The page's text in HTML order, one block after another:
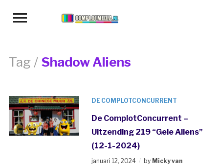
Toggle
navigation
Tag / Shadow Aliens
DE COMPLOTCONCURRENT
De ComplotConcurrent –
Uitzending 219 “Gele Aliens”
(12-1-2024)
januari 12, 2024 by Micky van